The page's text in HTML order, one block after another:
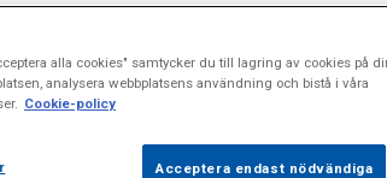
rad inflammatoriska tarmsjukdomar
alla cookies" samtycker du till lagring av cookies på
analysera webbplatsens användning och bistå i våra
Cookie-policy
Acceptera endast nödvändiga